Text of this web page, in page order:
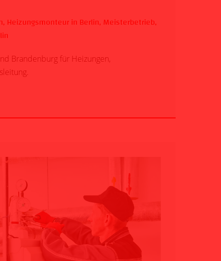
, Heizungsmonteur in Berlin, Meisterbetrieb,
Brandenburg für Heizungen,